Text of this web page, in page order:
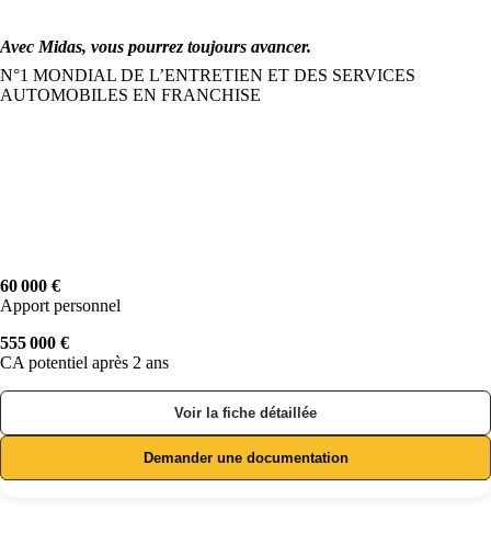
Avec Midas, vous pourrez toujours avancer.
N°1 MONDIAL DE L’ENTRETIEN ET DES SERVICES
AUTOMOBILES EN FRANCHISE
60 000 €
Apport personnel
555 000 €
CA potentiel après 2 ans
Voir la fiche détaillée
Demander une documentation